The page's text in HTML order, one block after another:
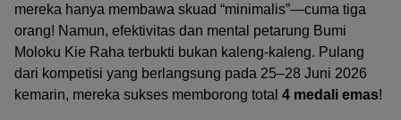
mereka hanya membawa skuad “minimalis”—cuma tiga
orang! Namun, efektivitas dan mental petarung Bumi
Moloku Kie Raha terbukti bukan kaleng-kaleng. Pulang
dari kompetisi yang berlangsung pada 25–28 Juni 2026
kemarin, mereka sukses memborong total 4 medali emas!